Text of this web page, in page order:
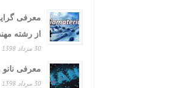
معرفی
از رشته
30 مرداد 1398
معرفی نانو
30 مرداد 1398